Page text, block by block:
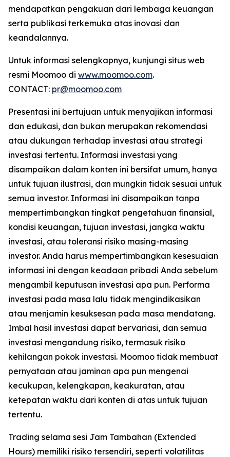
mendapatkan pengakuan dari lembaga keuangan
serta publikasi terkemuka atas inovasi dan
keandalannya.
Untuk informasi selengkapnya, kunjungi situs web
resmi Moomoo di www.moomoo.com.
CONTACT: pr@moomoo.com
Presentasi ini bertujuan untuk menyajikan informasi
dan edukasi, dan bukan merupakan rekomendasi
atau dukungan terhadap investasi atau strategi
investasi tertentu. Informasi investasi yang
disampaikan dalam konten ini bersifat umum, hanya
untuk tujuan ilustrasi, dan mungkin tidak sesuai untuk
semua investor. Informasi ini disampaikan tanpa
mempertimbangkan tingkat pengetahuan finansial,
kondisi keuangan, tujuan investasi, jangka waktu
investasi, atau toleransi risiko masing-masing
investor. Anda harus mempertimbangkan kesesuaian
informasi ini dengan keadaan pribadi Anda sebelum
mengambil keputusan investasi apa pun. Performa
investasi pada masa lalu tidak mengindikasikan
atau menjamin kesuksesan pada masa mendatang.
Imbal hasil investasi dapat bervariasi, dan semua
investasi mengandung risiko, termasuk risiko
kehilangan pokok investasi. Moomoo tidak membuat
pernyataan atau jaminan apa pun mengenai
kecukupan, kelengkapan, keakuratan, atau
ketepatan waktu dari konten di atas untuk tujuan
tertentu.
Trading selama sesi Jam Tambahan (Extended
Hours) memiliki risiko tersendiri, seperti volatilitas